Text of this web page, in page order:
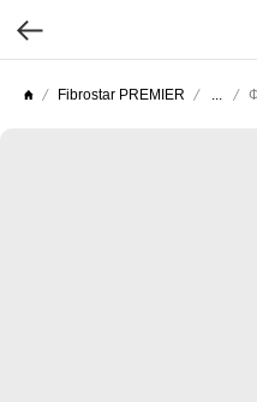
Fibrostar PREMIER